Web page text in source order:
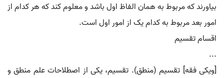
بیاورند که مربوط به همان الفاظ اول باشد و معلوم کند که هر کدام از
امور بعد مربوط به کدام یک از امور اول است.
اقسام تقسیم
...
[ویکی فقه] تقسیم (منطق). تقسیم، یکی از اصطلاحات علم منطق و